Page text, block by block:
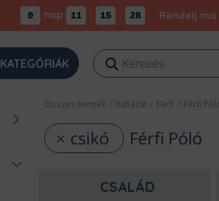
0 nap 11 : 15 : 27 Rendelj
KATEGÓRIÁK
Products
search
Összes termék / Ruházat / Férfi / Férfi
csikó Férfi Póló
CSALÁD